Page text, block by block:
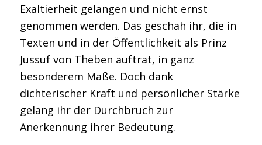
Exaltierheit gelangen und nicht ernst
genommen werden. Das geschah ihr, die in
Texten und in der Öffentlichkeit als Prinz
Jussuf von Theben auftrat, in ganz
besonderem Maße. Doch dank
dichterischer Kraft und persönlicher Stärke
gelang ihr der Durchbruch zur
Anerkennung ihrer Bedeutung.